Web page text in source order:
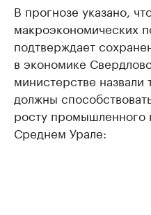
В прогнозе указано,
макроэкономических
подтверждает
в экономике
министерстве
должны
росту промышленного
Среднем Урале: